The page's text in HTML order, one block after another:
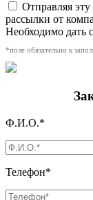
Отправляя
рассылки от
Необходимо дать
*поле обязательно к
Ф.И.О.*
Телефон*